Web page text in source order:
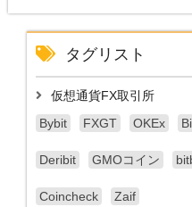
タグリスト
仮想通貨FX取引所
Bybit
FXGT OKEx
Deribit GMOコイン
Coincheck Zaif